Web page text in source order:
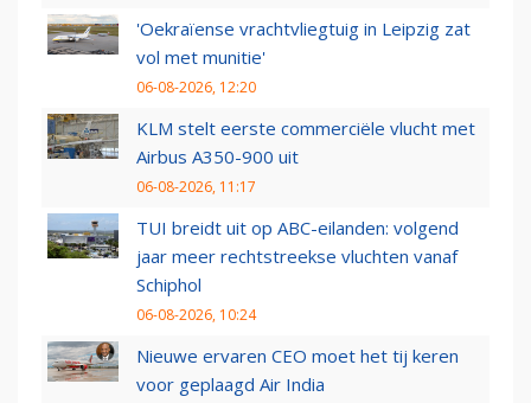
'Oekraïense vrachtvliegtuig in Leipzig zat
vol met munitie'
06-08-2026, 12:20
KLM stelt eerste commerciële vlucht met
Airbus A350-900 uit
06-08-2026, 11:17
TUI breidt uit op ABC-eilanden: volgend
jaar meer rechtstreekse vluchten vanaf
Schiphol
06-08-2026, 10:24
Nieuwe ervaren CEO moet het tij keren
voor geplaagd Air India